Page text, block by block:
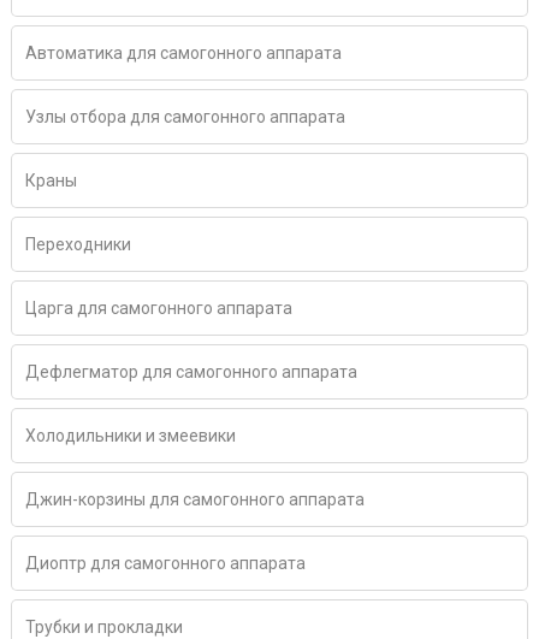
Автоматика для самогонного аппарата
Узлы отбора для самогонного аппарата
Краны
Переходники
Царга для самогонного аппарата
Дефлегматор для самогонного аппарата
Холодильники и змеевики
Джин-корзины для самогонного аппарата
Диоптр для самогонного аппарата
Трубки и прокладки